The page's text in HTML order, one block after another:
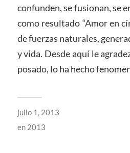
confunden, se fusionan, se
como resultado “Amor en
de fuerzas naturales,
y vida. Desde aquí le
posado, lo ha hecho
julio 1, 2013
en 2013